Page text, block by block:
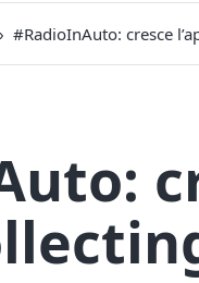
› #RadioInAuto: cresce